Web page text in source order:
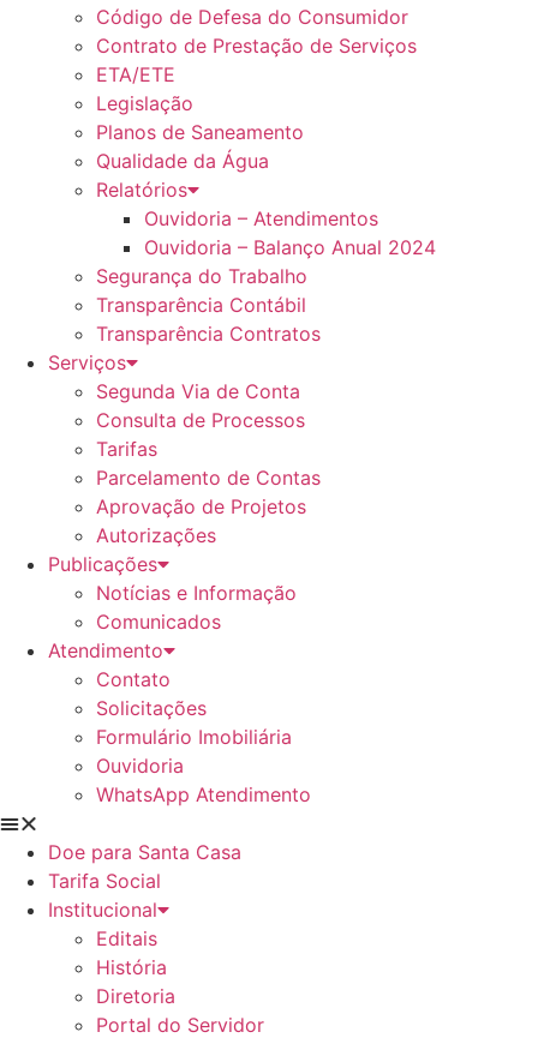
Código de Defesa do Consumidor
Contrato de Prestação de Serviços
ETA/ETE
Legislação
Planos de Saneamento
Qualidade da Água
Relatórios
Ouvidoria – Atendimentos
Ouvidoria – Balanço Anual 2024
Segurança do Trabalho
Transparência Contábil
Transparência Contratos
Serviços
Segunda Via de Conta
Consulta de Processos
Tarifas
Parcelamento de Contas
Aprovação de Projetos
Autorizações
Publicações
Notícias e Informação
Comunicados
Atendimento
Contato
Solicitações
Formulário Imobiliária
Ouvidoria
WhatsApp Atendimento
Doe para Santa Casa
Tarifa Social
Institucional
Editais
História
Diretoria
Portal do Servidor